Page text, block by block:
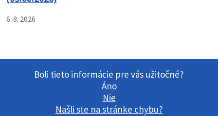
6. 8. 2026
Boli tieto informácie pre vás užitočné?
Áno
Nie
Našli ste na stránke chybu?